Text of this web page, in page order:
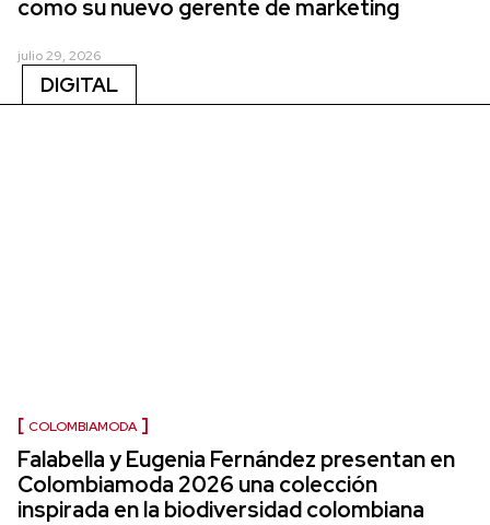
como su nuevo gerente de marketing
julio 29, 2026
DIGITAL
COLOMBIAMODA
Falabella y Eugenia Fernández presentan en
Colombiamoda 2026 una colección
inspirada en la biodiversidad colombiana